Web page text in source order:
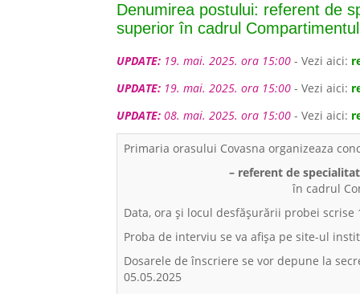
Denumirea postului: referent de
superior în cadrul
UPDATE: 19. mai. 2025. ora 15:00 - Vezi aici:
UPDATE: 19. mai. 2025. ora 15:00 - Vezi aici:
UPDATE: 08. mai. 2025. ora 15:00 - Vezi aici:
Primaria orasului Covasna organizeaza
– referent de
în cadrul
Data, ora și locul desfășurării probei scrise
Proba de interviu se va afișa pe site-ul
Dosarele de înscriere se vor depune la
05.05.2025